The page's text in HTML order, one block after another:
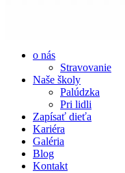
o nás
Stravovanie
Naše školy
Palúdzka
Pri lidli
Zapísať dieťa
Kariéra
Galéria
Blog
Kontakt